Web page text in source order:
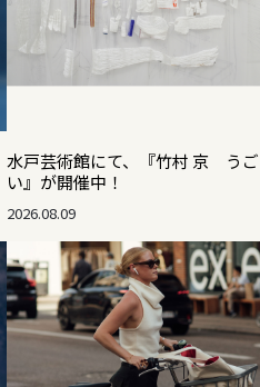
水戸芸術館にて、『竹村 京 う
い』が開催中！
2026.08.09